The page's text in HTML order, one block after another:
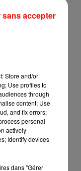
Store and/or
Use profiles to
through
content; Use
and fix errors;
personal
actively
Identify devices
dans "Gérer
accepter